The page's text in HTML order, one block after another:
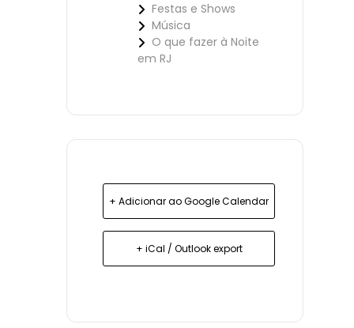
Festas e Shows
Música
O que fazer à Noite
em RJ
+ Adicionar ao Google Calendar
+ iCal / Outlook export